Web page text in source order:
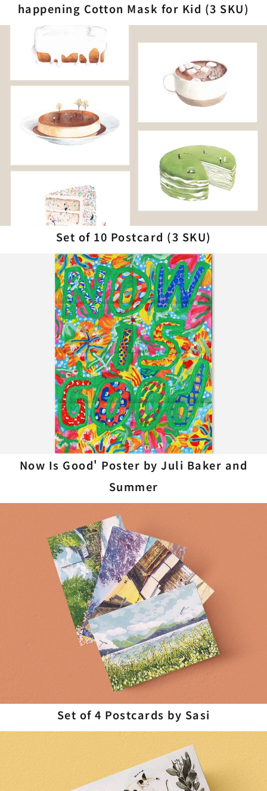
happening Cotton Mask for Kid (3 SKU)
Set of 10 Postcard (3 SKU)
Now Is Good' Poster by Juli Baker and
Summer
Set of 4 Postcards by Sasi